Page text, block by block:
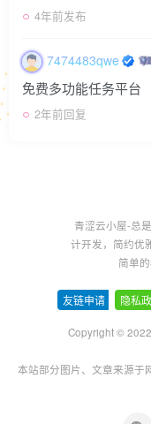
4年前发布
7474483qwe
免费多功能任务平台
2年前回复
青涩云小屋-总
计开发，简约优
简单
友链申请 隐私
Copyright © 2022
本站部分图片、文章来源于